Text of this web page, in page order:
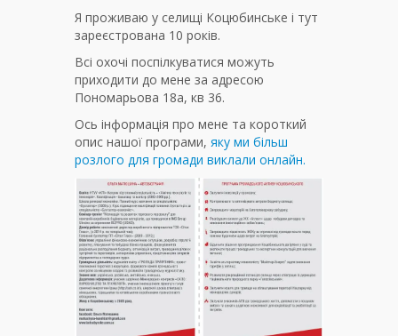
Я проживаю у селищі Коцюбинське і тут
зареєстрована 10 років.
Всі охочі поспілкуватися можуть
приходити до мене за адресою
Пономарьова 18а, кв 36.
Ось інформація про мене та короткий
опис нашої програми, яку ми більш
розлого для громади виклали онлайн.